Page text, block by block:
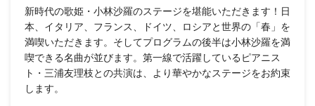
新時代の歌姫・小林沙羅のステージを堪能いただきます！日
本、イタリア、フランス、ドイツ、ロシアと世界の「春」を
満喫いただきます。そしてプログラムの後半は小林沙羅を満
喫できる名曲が並びます。第一線で活躍しているピアニス
ト・三浦友理枝との共演は、より華やかなステージをお約束
します。